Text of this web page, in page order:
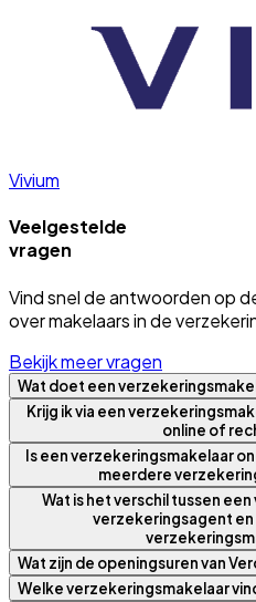
Vivium
Veelgestelde
vragen
Vind snel de antwoorden op
over makelaars in de
Bekijk meer vragen
Wat doet een
Krijg ik via een
online of
Is een verzekeringsmakelaar
meerdere
Wat is het verschil tussen
verzekeringsagent
Wat zijn de openingsuren van
Welke verzekeringsmakelaar